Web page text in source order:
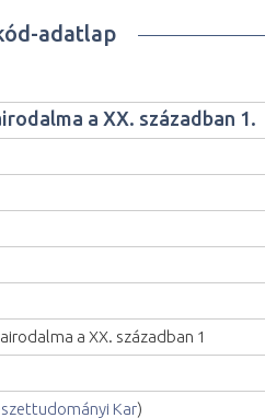
adatlap
a XX. században 1.
a XX. században 1
Kar)